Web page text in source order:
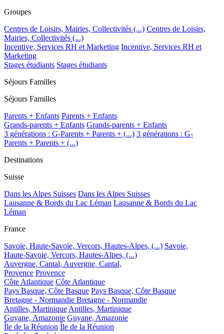
Groupes
Centres de Loisirs, Mairies, Collectivités (...) Centres de Loisirs,
Mairies, Collectivités (...)
Incentive, Services RH et Marketing Incentive, Services RH et
Marketing
Stages étudiants Stages étudiants
Séjours Familles
Séjours Familles
Parents + Enfants Parents + Enfants
Grands-parents + Enfants Grands-parents + Enfants
3 générations : G-Parents + Parents + (...) 3 générations : G-
Parents + Parents + (...)
Destinations
Suisse
Dans les Alpes Suisses Dans les Alpes Suisses
Lausanne & Bords du Lac Léman Lausanne & Bords du Lac
Léman
France
Savoie, Haute-Savoie, Vercors, Hautes-Alpes, (...) Savoie,
Haute-Savoie, Vercors, Hautes-Alpes, (...)
Auvergne, Cantal, Auvergne, Cantal,
Provence Provence
Côte Atlantique Côte Atlantique
Pays Basque, Côte Basque Pays Basque, Côte Basque
Bretagne - Normandie Bretagne - Normandie
Antilles, MartiniqueAntilles, Martinique
Guyane, Amazonie Guyane, Amazonie
Île de la Réunion Île de la Réunion